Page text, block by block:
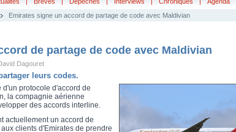
Emirates signe un accord de partage de code avec Maldivian
de partage de code avec Maldivian
Dagouret
leurs codes.
d'un protocole d'accord de
la compagnie aérienne
des accords interline.
actuellement un accord de
clients d'Emirates de prendre